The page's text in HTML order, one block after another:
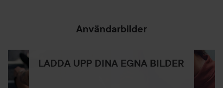
Användarbilder
LADDA UPP DINA EGNA BILDER